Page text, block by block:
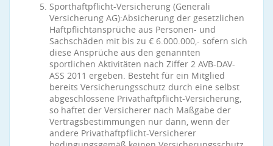
Sporthaftpflicht-Versicherung (Generali
Versicherung AG):Absicherung der gesetzlichen
Haftpflichtansprüche aus Personen- und
Sachschäden mit bis zu € 6.000.000,- sofern sich
diese Ansprüche aus den genannten
sportlichen Aktivitäten nach Ziffer 2 AVB-DAV-
ASS 2011 ergeben. Besteht für ein Mitglied
bereits Versicherungsschutz durch eine selbst
abgeschlossene Privathaftpflicht-Versicherung,
so haftet der Versicherer nach Maßgabe der
Vertragsbestimmungen nur dann, wenn der
andere Privathaftpflicht-Versicherer